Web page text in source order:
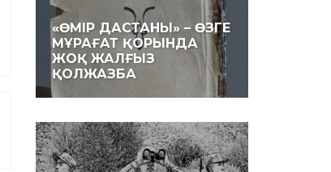
«ӨМІР ДАСТАНЫ» – ӨЗГЕ
МҰРАҒАТ ҚОРЫНДА
ЖОҚ ЖАЛҒЫЗ
ҚОЛЖАЗБА